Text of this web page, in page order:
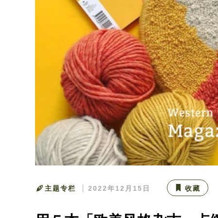
主题专栏 2022年12月15日 收藏